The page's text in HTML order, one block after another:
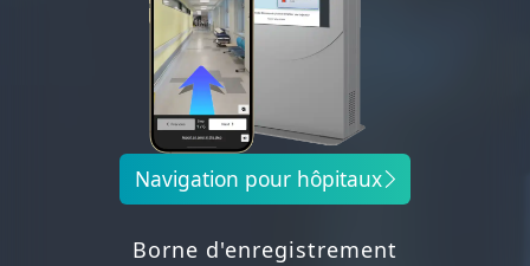
Navigation pour hôpitaux
Borne d'enregistrement